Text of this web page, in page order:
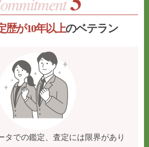
歴が10年以上のベテラン
タでの鑑定、査定には限界があり